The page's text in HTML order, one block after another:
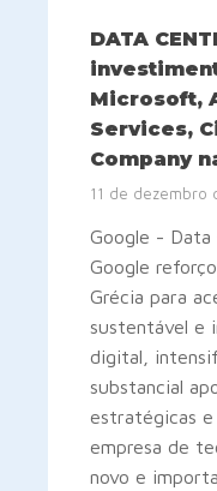
DATA
Microsoft,
Services,
Company
11 de dezembro
Google -
Google
Grécia para
sustentável e
digital,
substancial
estratégicas e
empresa de
novo e